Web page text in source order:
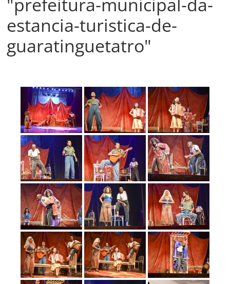
Prefeitura
Estância
Turística
Guaratinguetá
estancia-turistica-de-
guaratinguetatro"